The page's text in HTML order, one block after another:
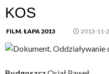
KOS
FILM, ŁAPA 2013 2013-11-